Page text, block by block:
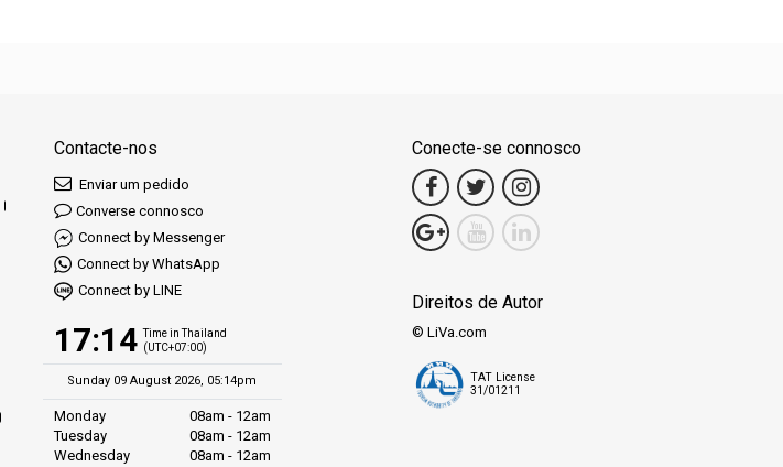
Contacte-nos
Enviar um pedido
Converse connosco
Connect by Messenger
Connect by WhatsApp
Connect by LINE
17:14 Time in Thailand
(UTC+07:00)
Sunday 09 August 2026, 05:14pm
Monday
08am - 12am
Tuesday
08am - 12am
Wednesday
08am - 12am
Conecte-se connosco
Direitos de Autor
© LiVa.com
TAT License
31/01211